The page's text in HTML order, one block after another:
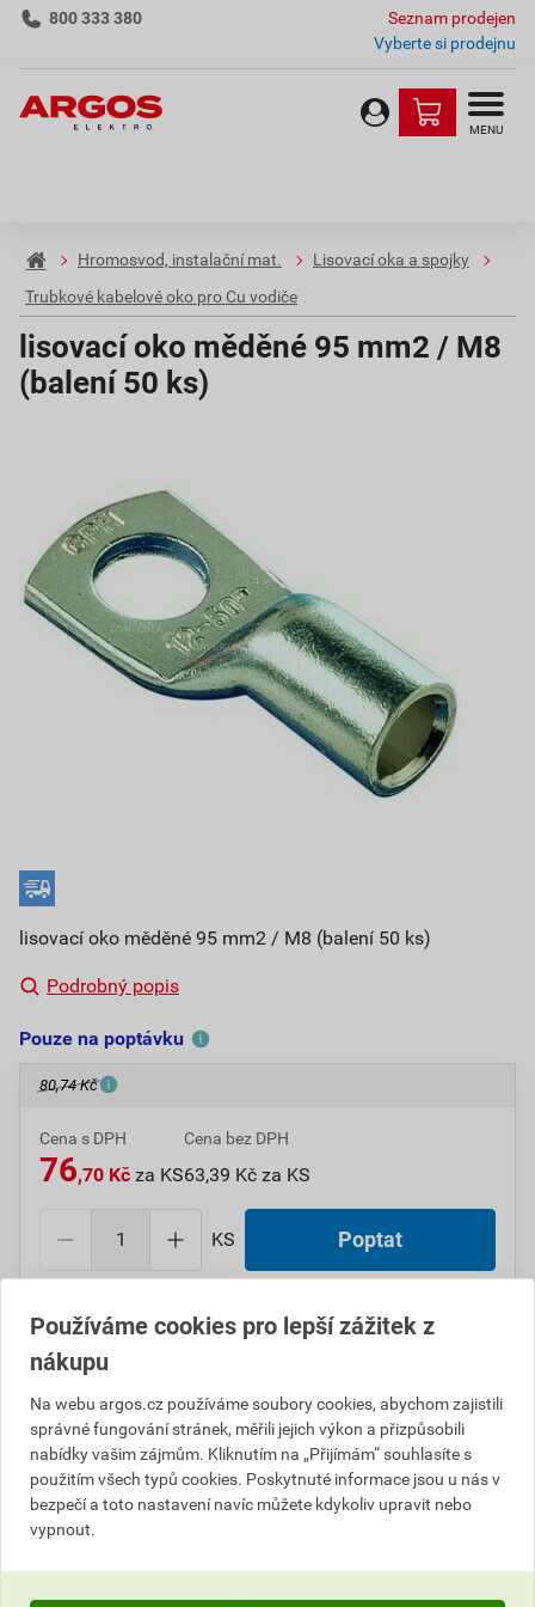
800 333 380
Seznam prodejen
Vyberte si prodejnu
MENU
Hromosvod, instalační mat.
Lisovací oka a spojky
Trubkové kabelové oko pro Cu vodiče
lisovací oko měděné 95 mm2 / M8
(balení 50 ks)
lisovací oko měděné 95 mm2 / M8 (balení 50 ks)
Podrobný popis
Pouze na poptávku
80,74 Kč
Cena s DPH
76,70 Kč za KS
Cena bez DPH
63,39 Kč za KS
KS Poptat
Do košíku přidáte 1 KS 76,70 Kč
s DPH
63,39 Kčbez DPH).
Číslo položky: 1000109400
Katalogový kód: 0MR1D
Výrobky značky:
GPH
Popis
Používáme cookies pro lepší zážitek z
nákupu
Na webu argos.cz používáme soubory cookies, abychom zajistili
správné fungování stránek, měřili jejich výkon a přizpůsobili
nabídky vašim zájmům. Kliknutím na „Přijímám“ souhlasíte s
použitím všech typů cookies. Poskytnuté informace jsou u nás v
bezpečí a toto nastavení navíc můžete kdykoliv upravit nebo
vypnout.